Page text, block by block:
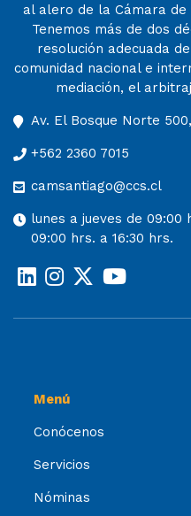
al alero de la Cámara de
Tenemos más de dos
resolución adecuada
comunidad nacional e
mediación, el
Av. El Bosque Norte
+562 2360 7015
camsantiago@ccs.cl
lunes a jueves de 09:00
09:00 hrs. a 16:30 hrs.
Menú
Conócenos
Servicios
Nóminas